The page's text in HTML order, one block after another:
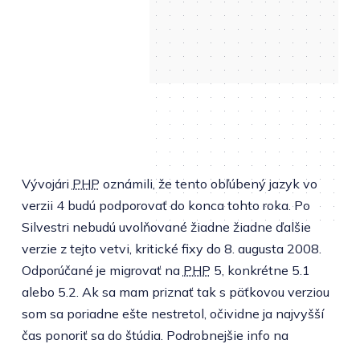
Vývojári PHP oznámili, že tento obľúbený jazyk vo
verzii 4 budú podporovať do konca tohto roka. Po
Silvestri nebudú uvolňované žiadne žiadne ďalšie
verzie z tejto vetvi, kritické fixy do 8. augusta 2008.
Odporúčané je migrovať na PHP 5, konkrétne 5.1
alebo 5.2. Ak sa mam priznať tak s päťkovou verziou
som sa poriadne ešte nestretol, očividne ja najvyšší
čas ponoriť sa do štúdia. Podrobnejšie info na